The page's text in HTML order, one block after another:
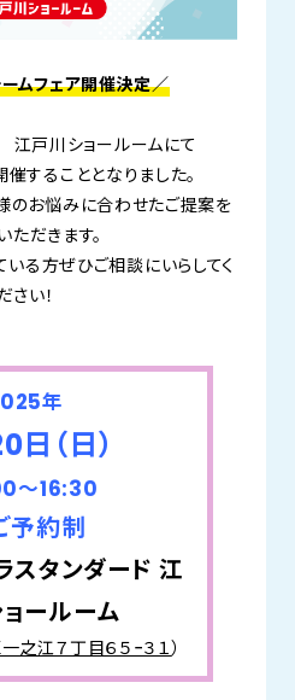
ムフェア開催決定／
江戸川ショールームにて
催することとなりました。
お悩みに合わせたご提案を
ただきます。
いる方ぜひご相談にいらしてく
さい！
年
（日）
～16:30
予約制
スタンダード 江
ールーム
之江７丁目６５−３１）